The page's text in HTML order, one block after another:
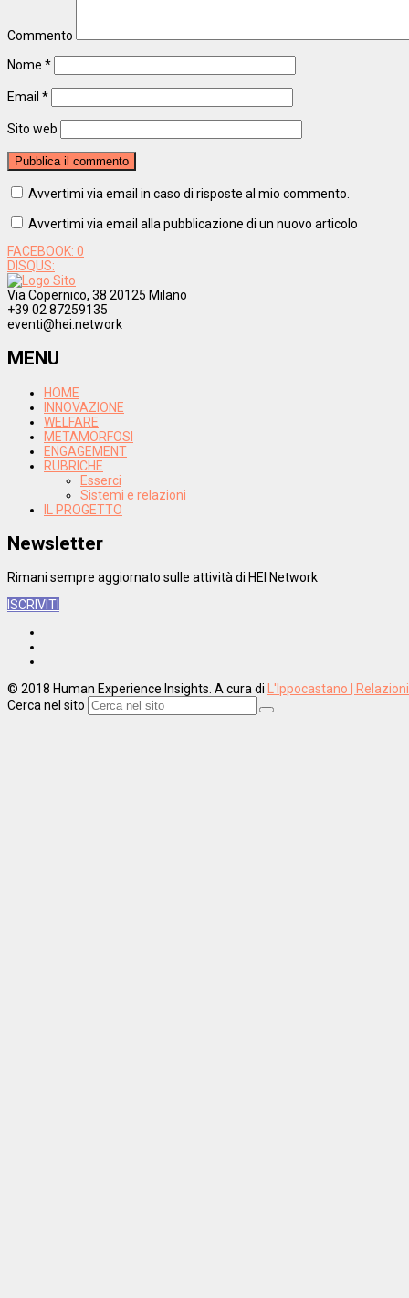
Commento
Nome *
Email *
Sito web
Avvertimi via email in caso di risposte al mio commento.
Avvertimi via email alla pubblicazione di un nuovo articolo
FACEBOOK: 0
DISQUS:
Via Copernico, 38 20125 Milano
+39 02 87259135
eventi@hei.network
MENU
HOME
INNOVAZIONE
WELFARE
METAMORFOSI
ENGAGEMENT
RUBRICHE
Esserci
Sistemi e relazioni
IL PROGETTO
Newsletter
Rimani sempre aggiornato sulle attività di HEI Network
ISCRIVITI
© 2018 Human Experience Insights. A cura di L'Ippocastano |
Cerca nel sito